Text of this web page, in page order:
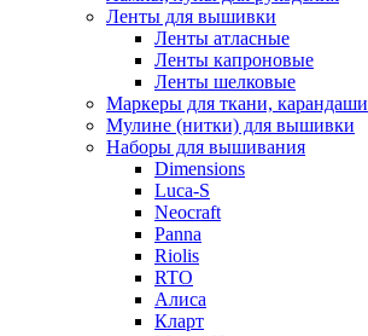
Ленты для вышивки
Ленты атласные
Ленты капроновые
Ленты шелковые
Маркеры для ткани, карандаши
Мулине (нитки) для вышивки
Наборы для вышивания
Dimensions
Luca-S
Neocraft
Panna
Riolis
RTO
Алиса
Кларт